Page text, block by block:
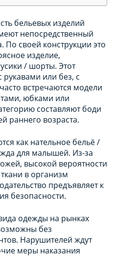
бельевых изделий
непосредственный
По своей конструкции это
изделие,
/ шорты. Этот
или без, с
встречаются модели
юбками или
составляют боди
раннего возраста.
как нательное бельё /
для малышей. Из-за
высокой вероятности
в организм
предъявляет к
безопасности.
одежды на рынках
без
Нарушителей ждут
меры наказания